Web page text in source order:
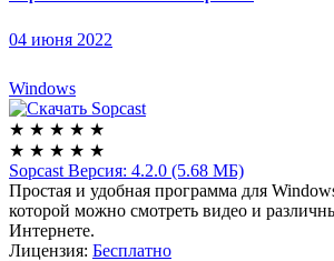
04 июня 2022
Windows
★ ★ ★ ★ ★
★ ★ ★ ★ ★
Sopcast Версия: 4.2.0 (5.68 МБ)
Простая и удобная программа для
которой можно смотреть видео и
Интернете.
Лицензия: Бесплатно